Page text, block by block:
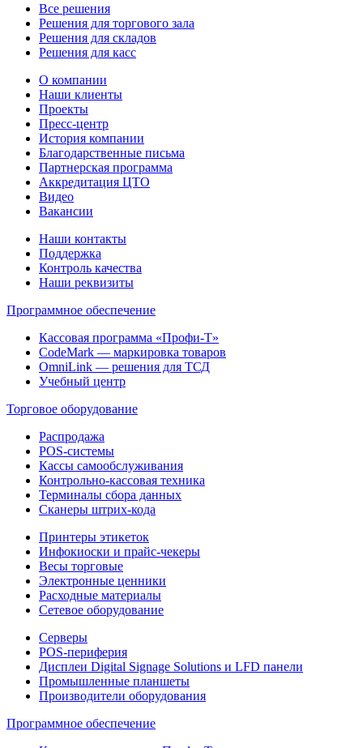
Все решения
Решения для торгового зала
Решения для складов
Решения для касс
О компании
Наши клиенты
Проекты
Пресс-центр
История компании
Благодарственные письма
Партнерская программа
Аккредитация ЦТО
Видео
Вакансии
Наши контакты
Поддержка
Контроль качества
Наши реквизиты
Программное обеспечение
Кассовая программа «Профи-Т»
CodeMark — маркировка товаров
OmniLink — решения для ТСД
Учебный центр
Торговое оборудование
Распродажа
POS-системы
Кассы самообслуживания
Контрольно-кассовая техника
Терминалы сбора данных
Сканеры штрих-кода
Принтеры этикеток
Инфокиоски и прайс-чекеры
Весы торговые
Электронные ценники
Расходные материалы
Сетевое оборудование
Серверы
POS-периферия
Дисплеи Digital Signage Solutions и LFD панели
Промышленные планшеты
Производители оборудования
Программное обеспечение